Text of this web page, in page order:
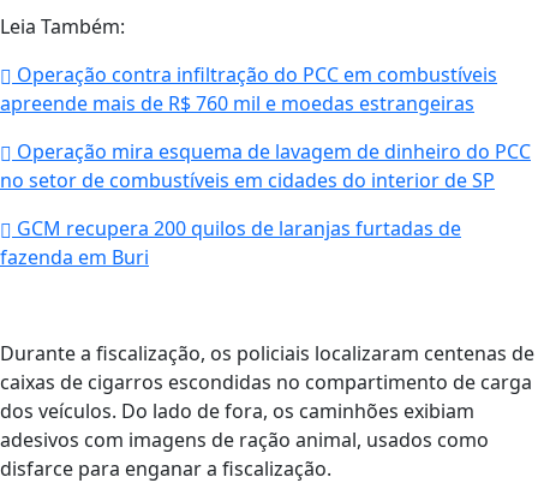
Leia Também:
Operação contra infiltração do PCC em combustíveis
apreende mais de R$ 760 mil e moedas estrangeiras
Operação mira esquema de lavagem de dinheiro do PCC
no setor de combustíveis em cidades do interior de SP
GCM recupera 200 quilos de laranjas furtadas de
fazenda em Buri
Durante a fiscalização, os policiais localizaram centenas de
caixas de cigarros escondidas no compartimento de carga
dos veículos. Do lado de fora, os caminhões exibiam
adesivos com imagens de ração animal, usados como
disfarce para enganar a fiscalização.